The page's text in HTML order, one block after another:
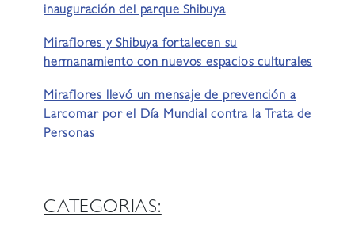
inauguración del parque Shibuya
Miraflores y Shibuya fortalecen su
hermanamiento con nuevos espacios culturales
Miraflores llevó un mensaje de prevención a
Larcomar por el Día Mundial contra la Trata de
Personas
CATEGORIAS: